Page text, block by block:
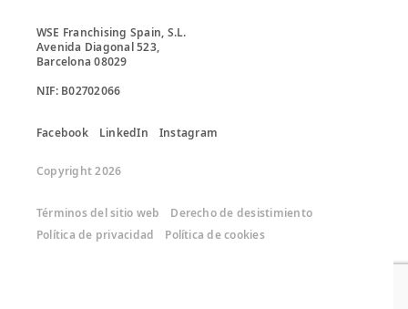
WSE Franchising Spain, S.L.
Avenida Diagonal 523,
Barcelona 08029
Facebook LinkedIn Instagram
Copyright 2026
Términos del sitio web
Derecho de desistimiento
Política de privacidad
Política de cookies